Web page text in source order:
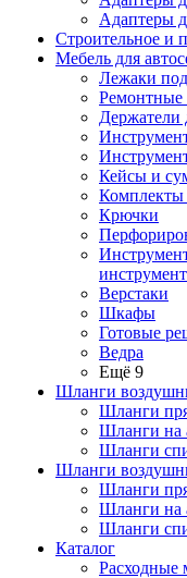
Адаптеры
Строительное и
Мебель для
Лежаки
Ремонтные
Держатели
Кейсы и
Комплекты
Крючки
Верстаки
Шкафы
Готовые
Ведра
Ещё 9
Шланги
Шланги
Шланги на
Шланги
Шланги
Шланги
Шланги на
Шланги
Каталог
Расходные